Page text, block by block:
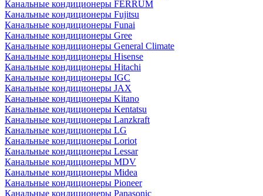
Канальные кондиционеры FERRUM
Канальные кондиционеры Fujitsu
Канальные кондиционеры Funai
Канальные кондиционеры Gree
Канальные кондиционеры General Climate
Канальные кондиционеры Hisense
Канальные кондиционеры Hitachi
Канальные кондиционеры IGC
Канальные кондиционеры JAX
Канальные кондиционеры Kitano
Канальные кондиционеры Kentatsu
Канальные кондиционеры Lanzkraft
Канальные кондиционеры LG
Канальные кондиционеры Loriot
Канальные кондиционеры Lessar
Канальные кондиционеры MDV
Канальные кондиционеры Midea
Канальные кондиционеры Pioneer
Канальные кондиционеры Panasonic